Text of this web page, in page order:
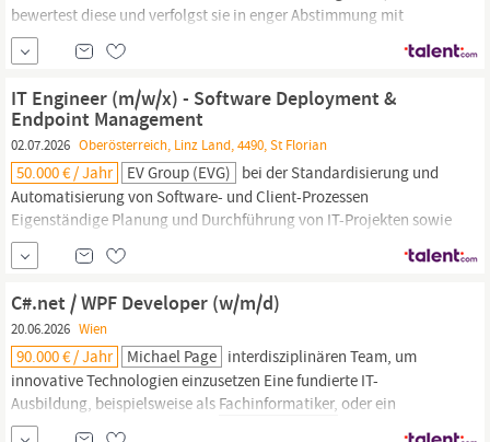
bewertest diese und verfolgst sie in enger Abstimmung mit
Produktmanagement und Entwicklung Im HealthCare-IT-Umfeld
stimmst Du Dich regelmäßig mit Fremdsystem-Herstellern und
externen Partnern ab Dein Profil: Studium eines technischen oder
naturwissenschaftlichen Studiengangs oder eine Ausbildung
zum/zurFachinformatiker:in
IT Engineer (m/w/x) - Software Deployment &
Endpoint Management
02.07.2026 Oberösterreich, Linz Land, 4490, St Florian
50.000 € / Jahr EV Group (EVG) bei der Standardisierung und
Automatisierung von Software- und Client-Prozessen
Eigenständige Planung und Durchführung von IT-Projekten sowie
Unterstützung bei Changes und technischen Innovationen Was
du mitbringst: eine abgeschlossene Ausbildung im Bereich IT
(Informatik HTL,
Fachinformatiker
für Systemintegration oder
vergleichbare Qualifikation) mit
C#.net / WPF Developer (w/m/d)
20.06.2026 Wien
90.000 € / Jahr Michael Page interdisziplinären Team, um
innovative Technologien einzusetzen Eine fundierte IT-
Ausbildung, beispielsweise als Fachinformatiker, oder ein
abgeschlossenes Studium der Informatik, Software Engineering